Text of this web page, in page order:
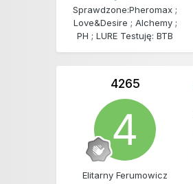
Sprawdzone:Pheromax ;
Love&Desire ; Alchemy ;
PH ; LURE Testuję: BTB
4265
Elitarny Ferumowicz